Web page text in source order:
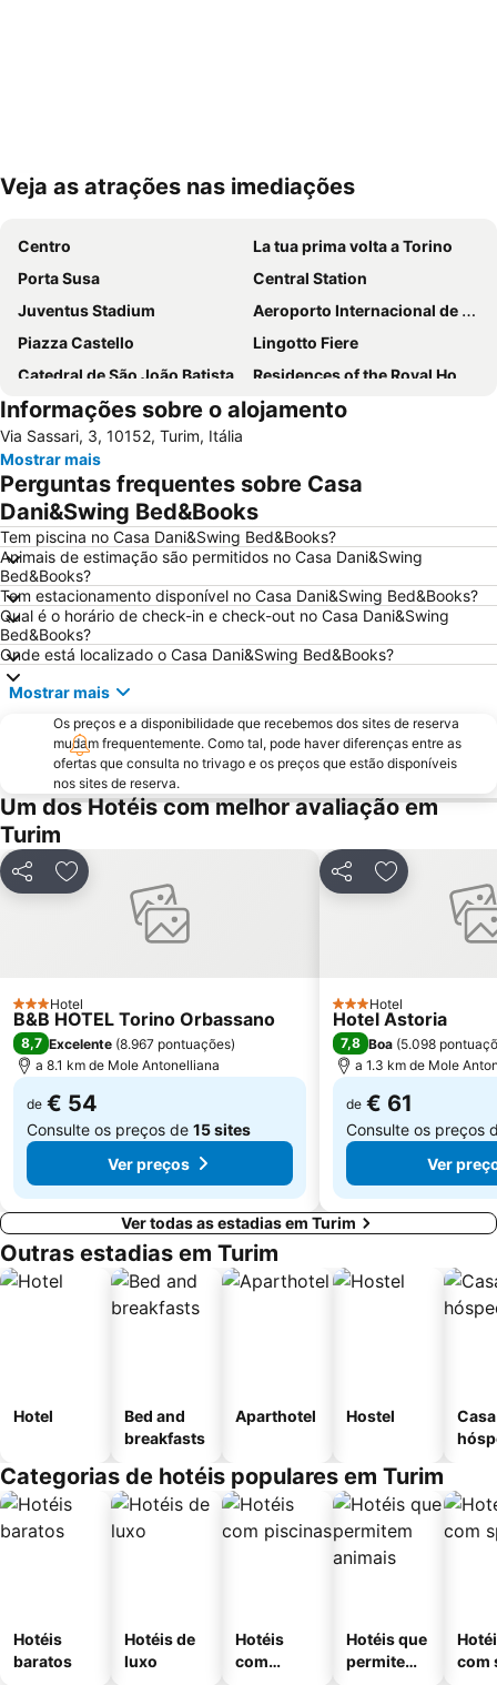
Ampliar mapa
Veja as atrações nas imediações
Centro
La tua prima volta a Torino
Porta Susa
Central Station
Juventus Stadium
Aeroporto Internacional de Turim
Piazza Castello
Lingotto Fiere
Catedral de São João Batista
Residences of the Royal House of Savoy
Santa Rita da Cascia
Aurora
Palacio Real
Torino Film Festival
Pozzo Strada
Olimpico
San Domenico
Hafa Hammam
Università degli Studi di Torino
Vanchiglia
Barriera di Milano
Ponte Vittorio Emanuele I
San Paolo
Reggia e parco di Venaria reale
Informações sobre o alojamento
Via Sassari, 3, 10152, Turim, Itália
Mostrar mais
Perguntas frequentes sobre Casa
Dani&Swing Bed&Books
Tem piscina no Casa Dani&Swing Bed&Books?
Animais de estimação são permitidos no Casa Dani&Swing
Bed&Books?
Tem estacionamento disponível no Casa Dani&Swing Bed&Books?
Qual é o horário de check-in e check-out no Casa Dani&Swing
Bed&Books?
Onde está localizado o Casa Dani&Swing Bed&Books?
Mostrar mais
Os preços e a disponibilidade que recebemos dos sites de reserva
mudam frequentemente. Como tal, pode haver diferenças entre as
ofertas que consulta no trivago e os preços que estão disponíveis
nos sites de reserva.
Um dos Hotéis com melhor avaliação em
Turim
PartilharAdicionar aos favoritos
3 Estrelas
Hotel
B&B HOTEL Torino Orbassano
8,7 Excelente (8.967 pontuações)
a 8.1 km de Mole Antonelliana
de € 54
Consulte os preços de 15 sites
Ver preços
PartilharAdicionar
3 Estrelas
Hotel
Hotel Astoria
7,8 Boa (5.098
a 1.3 km de Mole
de € 61
Consulte os preços
Ver
Ver todas as estadias em Turim
Outras estadias em Turim
Hotel
Bed and
breakfasts
Aparthotel Hostel
Categorias de hotéis populares em Turim
Hotéis
baratos
Hotéis de
luxo
Hotéis
com
Hotéis que
permitem
com